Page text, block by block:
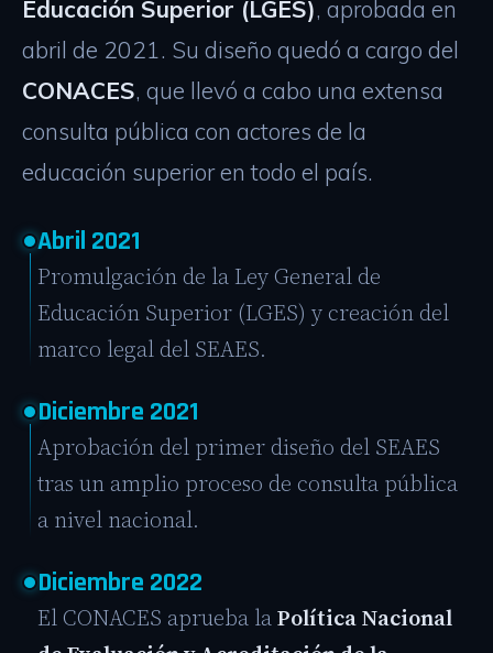
Educación Superior (LGES), aprobada en
abril de 2021. Su diseño quedó a cargo del
CONACES, que llevó a cabo una extensa
consulta pública con actores de la
educación superior en todo el país.
Abril 2021
Promulgación de la Ley General de
Educación Superior (LGES) y creación del
marco legal del SEAES.
Diciembre 2021
Aprobación del primer diseño del SEAES
tras un amplio proceso de consulta pública
a nivel nacional.
Diciembre 2022
El CONACES aprueba laPolítica Nacional